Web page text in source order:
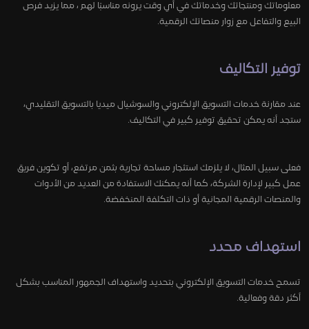
معلوماتك ومنتجاتك وخدماتك في أي وقت يرونه مناسبًا لهم ، مما يزيد فرص
البيع والتفاعل مع زوار منصاتك الرقمية.
توفير التكاليف
عند مقارنة خدمات التسويق الإلكتروني والسوشيال ميديا بالتسويق التقليدي،
ستجد أنه يمكن تحقيق توفير كبير في التكاليف.
فعلى سبيل المثال، لا يلزمك استئجار مساحة تجارية بثمن مرتفع، أو تكوين فريق
عمل كبير لإدارة الشركة، كما أنه يمكنك الاستفادة من العديد من الأدوات
والمنصات الرقمية المجانية أو ذات التكلفة المنخفضة.
استهداف محدد
تسمح خدمات التسويق الإلكتروني بتحديد واستهداف الجمهور المناسب بشكل
أكثر دقة وفعالية.